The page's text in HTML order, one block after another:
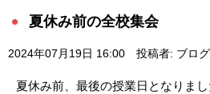
夏休み前の全校集会
2024年07月19日 16:00 投稿者: ブロ
夏休み前、最後の授業日となりま